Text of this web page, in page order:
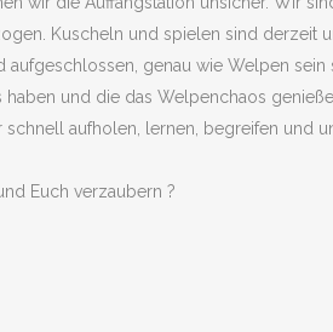
Kuscheln und spielen sind derzeit
genau wie Welpen sein
und die das Welpenchaos
aufholen, lernen, begreifen und
Euch verzaubern ?